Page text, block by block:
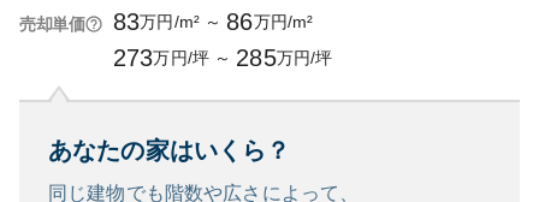
売却単価 83万円/m² ～ 86万円/m²
273万円/坪 ～ 285万円/坪
あなたの家はいくら？
同じ建物でも階数や広さによって、